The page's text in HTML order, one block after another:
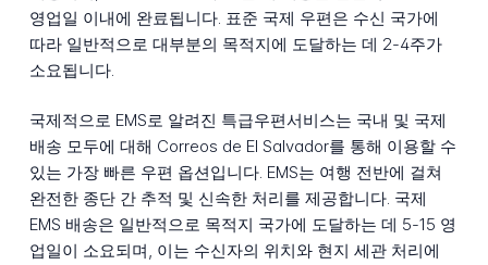
영업일 이내에 완료됩니다. 표준 국제 우편은 수신 국가에
따라 일반적으로 대부분의 목적지에 도달하는 데 2-4주가
소요됩니다.
국제적으로 EMS로 알려진 특급우편서비스는 국내 및 국제
배송 모두에 대해 Correos de El Salvador를 통해 이용할 수
있는 가장 빠른 우편 옵션입니다. EMS는 여행 전반에 걸쳐
완전한 종단 간 추적 및 신속한 처리를 제공합니다. 국제
EMS 배송은 일반적으로 목적지 국가에 도달하는 데 5-15 영
업일이 소요되며, 이는 수신자의 위치와 현지 세관 처리에